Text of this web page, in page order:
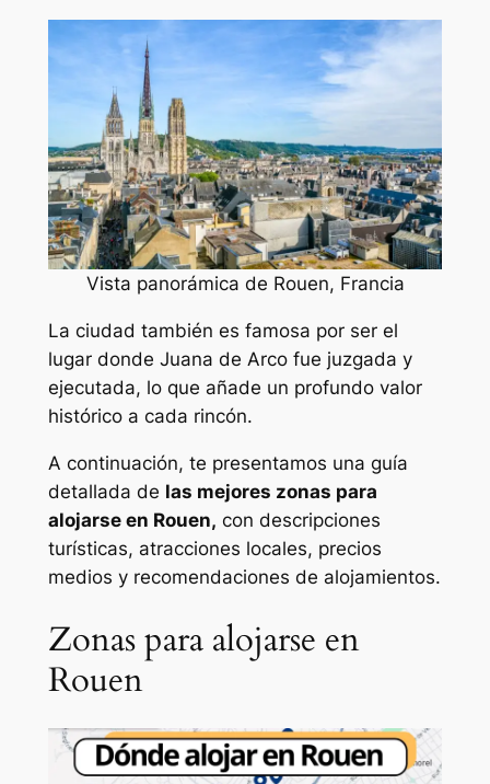
Vista panorámica de Rouen, Francia
La ciudad también es famosa por ser el
lugar donde Juana de Arco fue juzgada y
ejecutada, lo que añade un profundo valor
histórico a cada rincón.
A continuación, te presentamos una guía
detallada de las mejores zonas para
alojarse en Rouen, con descripciones
turísticas, atracciones locales, precios
medios y recomendaciones de alojamientos.
Zonas para alojarse en
Rouen